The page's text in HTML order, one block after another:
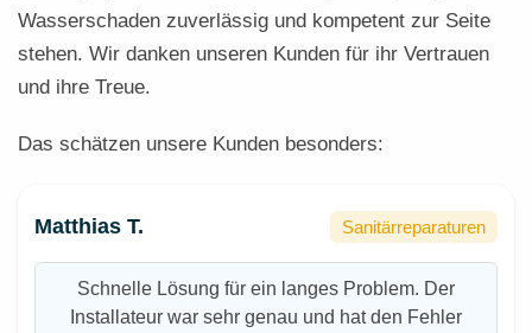
Wasserschaden zuverlässig und kompetent zur Seite
stehen. Wir danken unseren Kunden für ihr Vertrauen
und ihre Treue.
Das schätzen unsere Kunden besonders:
Matthias T. Sanitärreparaturen
Schnelle Lösung für ein langes Problem. Der
Installateur war sehr genau und hat den Fehler